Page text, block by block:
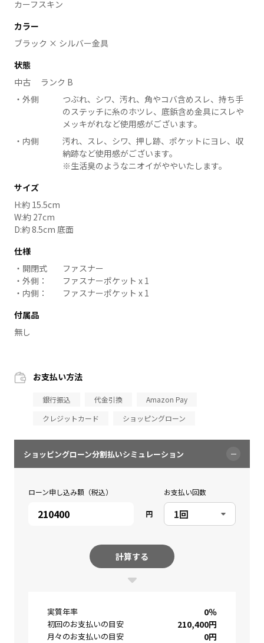
カーフスキン
カラー
ブラック × シルバー金具
状態
中古 ランク B
外側
つぶれ、シワ、汚れ、角やコバ含めスレ、持ち手
のステッチに糸のホツレ、底鋲含め金具にスレや
メッキがれなど使用感がございます。
内側
汚れ、スレ、シワ、押し跡、ポケットにヨレ、収
納跡など使用感がございます。
※生活臭のようなニオイがややいたします。
サイズ
H:約 15.5cm
W:約 27cm
D:約 8.5cm 底面
仕様
開閉式
ファスナー
外側：
ファスナーポケット x 1
内側：
ファスナーポケット x 1
付属品
無し
お支払い方法
銀行振込 代金引換
Amazon Pay
クレジットカード
ショッピングローン
ショッピングローン分割払いシミュレーション
ローン申し込み額（税込）
円
お支払い回数
計算する
実質年率 0％
初回のお支払いの目安 210,400円
月々のお支払いの目安 0円